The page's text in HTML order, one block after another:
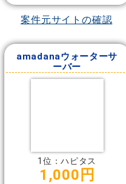
案件元サイトの確認
amadanaウォーターサ
ーバー
1位：ハピタス
1,000円